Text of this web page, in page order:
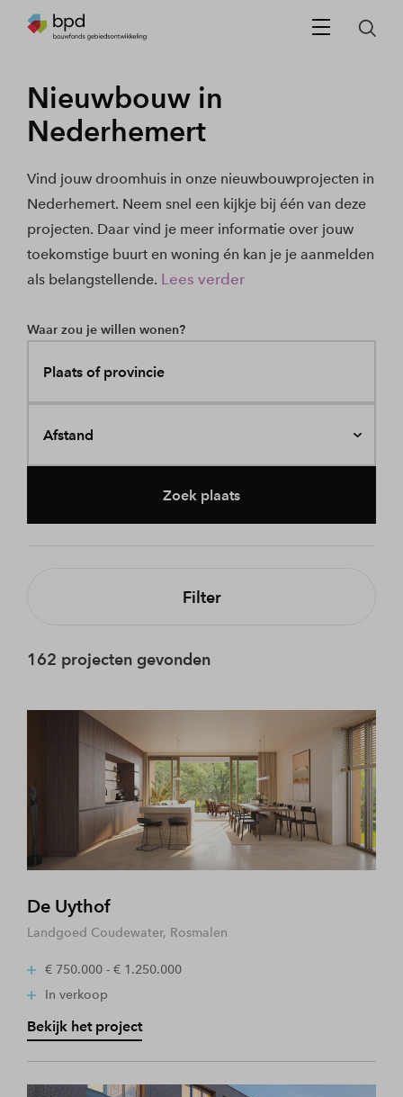
Nieuwbouw in
Nederhemert
Vind jouw droomhuis in onze nieuwbouwprojecten in
Nederhemert. Neem snel een kijkje bij één van deze
projecten. Daar vind je meer informatie over jouw
toekomstige buurt en woning én kan je je aanmelden
als belangstellende. Lees verder
Waar zou je willen wonen?
Plaats of provincie
Afstand
Zoek plaats
Filter
162 projecten gevonden
De Uythof
Landgoed Coudewater, Rosmalen
€ 750.000 - € 1.250.000
In verkoop
Bekijk het project